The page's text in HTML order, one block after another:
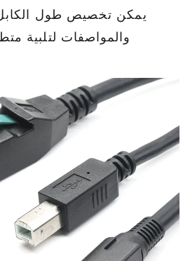
يمكن تخصيص طول
والمواصفات لتلبية